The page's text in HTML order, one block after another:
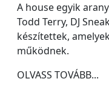
A house egyik
Todd Terry, DJ
készítettek,
működnek.
OLVASS TOVÁBB...